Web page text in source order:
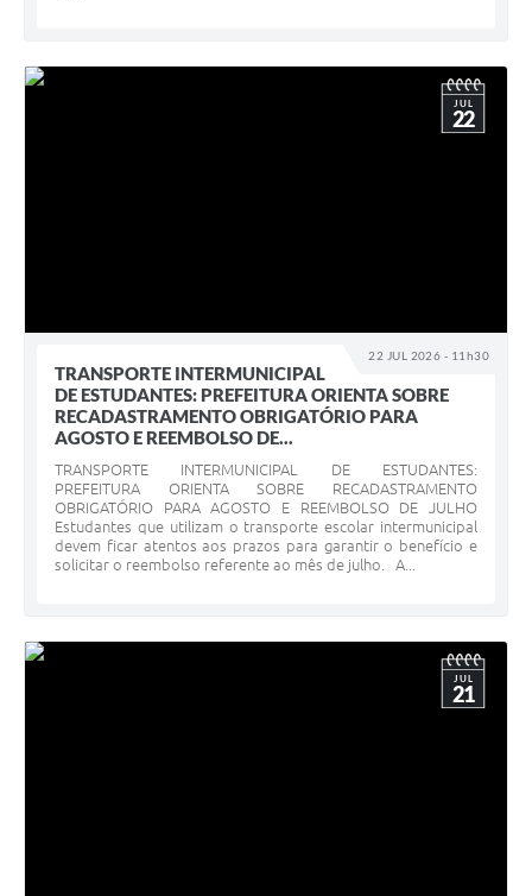
22 JUL 2026 - 11h30
JUL
22
TRANSPORTE INTERMUNICIPAL
DE ESTUDANTES: PREFEITURA ORIENTA SOBRE
RECADASTRAMENTO OBRIGATÓRIO PARA
AGOSTO E REEMBOLSO DE...
TRANSPORTE INTERMUNICIPAL DE ESTUDANTES:
PREFEITURA ORIENTA SOBRE RECADASTRAMENTO
OBRIGATÓRIO PARA AGOSTO E REEMBOLSO DE JULHO
Estudantes que utilizam o transporte escolar intermunicipal
devem ficar atentos aos prazos para garantir o benefício e
solicitar o reembolso referente ao mês de julho. A...
JUL
21